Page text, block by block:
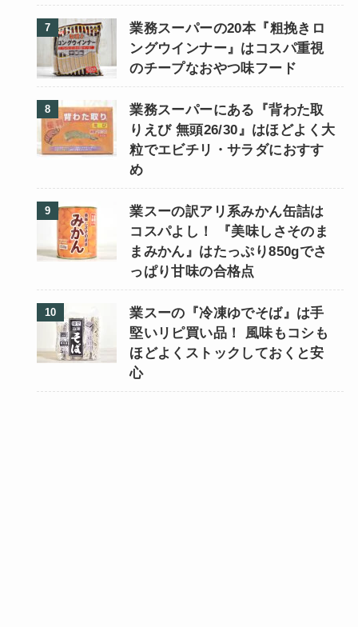
業務スーパーの20本『粗挽きロ
ングウインナー』はコスパ重視
のチープなおやつ味フード
業務スーパーにある『背わた取
りえび 無頭26/30』はほどよく大
粒でエビチリ・サラダにおすす
め
業スーの訳アリ系みかん缶詰は
コスパよし！ 『美味しさそのま
まみかん』はたっぷり850gでさ
っぱり甘味の合格点
業スーの『冷凍ゆでそば』は手
堅いリピ買い品！ 風味もコシも
ほどよくストックしておくと安
心